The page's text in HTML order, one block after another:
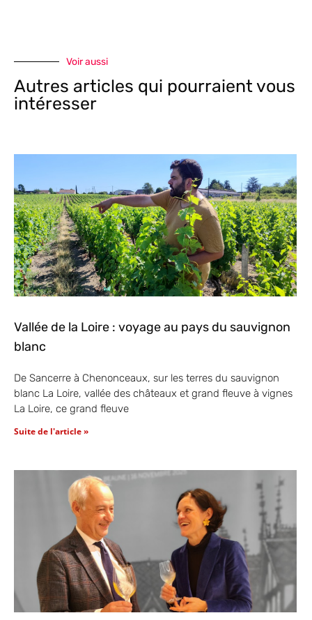
Voir aussi
Autres articles qui pourraient vous
intéresser
Vallée de la Loire : voyage au pays du sauvignon
blanc
De Sancerre à Chenonceaux, sur les terres du sauvignon
blanc La Loire, vallée des châteaux et grand fleuve à vignes
La Loire, ce grand fleuve
Suite de l'article »